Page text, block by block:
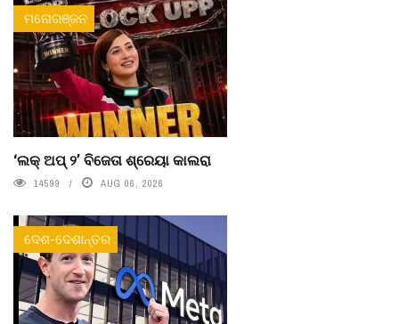
ମନୋରଞ୍ଜନ
‘ଲକ୍ ଅପ୍ ୨’ ବିଜେତା ଶ୍ରେୟା କାଲରା
14599 AUG 06, 2026
ଦେଶ-ଦେଶାନ୍ତର